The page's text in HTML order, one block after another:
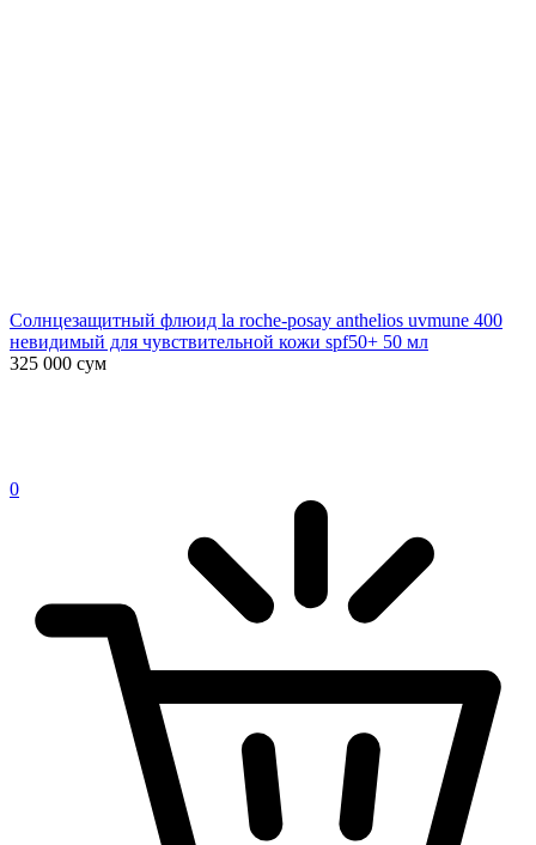
Солнцезащитный флюид la roche-posay anthelios uvmune 400
невидимый для чувствительной кожи spf50+ 50 мл
325 000 сум
0